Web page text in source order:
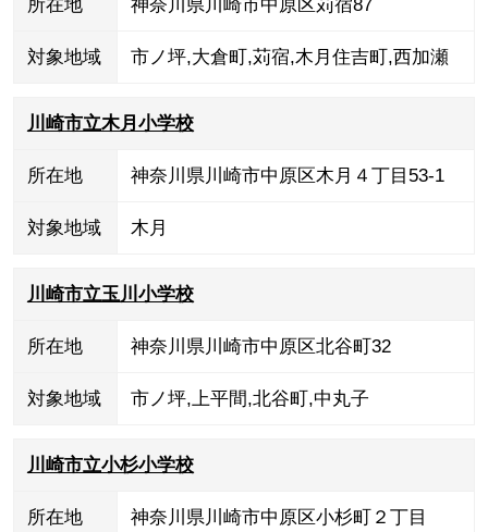
所在地 神奈川県川崎市中原区苅宿87
対象地域 市ノ坪,大倉町,苅宿,木月住吉町,西加瀬
川崎市立木月小学校
所在地 神奈川県川崎市中原区木月４丁目53-1
対象地域 木月
川崎市立玉川小学校
所在地 神奈川県川崎市中原区北谷町32
対象地域 市ノ坪,上平間,北谷町,中丸子
川崎市立小杉小学校
所在地
神奈川県川崎市中原区小杉町２丁目